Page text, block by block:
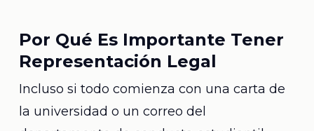
Por Qué Es Importante Tener
Representación Legal
Incluso si todo comienza con una carta de
la universidad o un correo del